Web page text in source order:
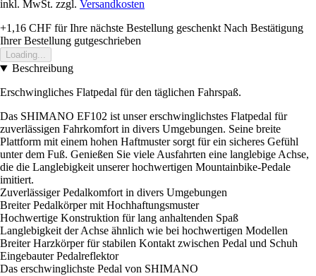
inkl. MwSt. zzgl. Versandkosten
+1,16 CHF für Ihre nächste Bestellung geschenkt Nach Bestätigung
Ihrer Bestellung gutgeschrieben
Loading...
Beschreibung
Erschwingliches Flatpedal für den täglichen Fahrspaß.
Das SHIMANO EF102 ist unser erschwinglichstes Flatpedal für
zuverlässigen Fahrkomfort in divers Umgebungen. Seine breite
Plattform mit einem hohen Haftmuster sorgt für ein sicheres Gefühl
unter dem Fuß. Genießen Sie viele Ausfahrten eine langlebige Achse,
die die Langlebigkeit unserer hochwertigen Mountainbike-Pedale
imitiert.
Zuverlässiger Pedalkomfort in divers Umgebungen
Breiter Pedalkörper mit Hochhaftungsmuster
Hochwertige Konstruktion für lang anhaltenden Spaß
Langlebigkeit der Achse ähnlich wie bei hochwertigen Modellen
Breiter Harzkörper für stabilen Kontakt zwischen Pedal und Schuh
Eingebauter Pedalreflektor
Das erschwinglichste Pedal von SHIMANO